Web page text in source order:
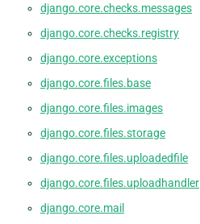
django.core.checks.messages
django.core.checks.registry
django.core.exceptions
django.core.files.base
django.core.files.images
django.core.files.storage
django.core.files.uploadedfile
django.core.files.uploadhandler
django.core.mail